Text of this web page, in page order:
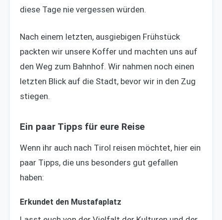
diese Tage nie vergessen würden.
Nach einem letzten, ausgiebigen Frühstück
packten wir unsere Koffer und machten uns auf
den Weg zum Bahnhof. Wir nahmen noch einen
letzten Blick auf die Stadt, bevor wir in den Zug
stiegen.
Ein paar Tipps für eure Reise
Wenn ihr auch nach Tirol reisen möchtet, hier ein
paar Tipps, die uns besonders gut gefallen
haben:
Erkundet den Mustafaplatz